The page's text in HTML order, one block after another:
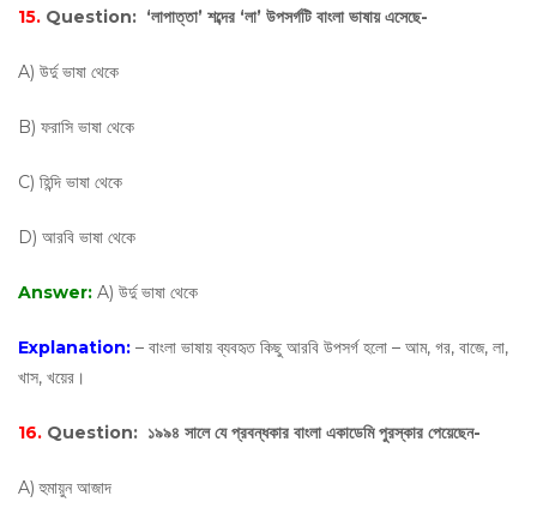
15. Question: ‘লাপাত্তা’ শব্দের ‘লা’ উপসর্গটি বাংলা ভাষায় এসেছে-
A) উর্দু ভাষা থেকে
B) ফরাসি ভাষা থেকে
C) হিন্দি ভাষা থেকে
D) আরবি ভাষা থেকে
Answer: A) উর্দু ভাষা থেকে
Explanation: – বাংলা ভাষায় ব্যবহৃত কিছু আরবি উপসর্গ হলো – আম, গর, বাজে, লা,
খাস, খয়ের।
16. Question: ১৯৯৪ সালে যে প্রবন্ধকার বাংলা একাডেমি পুরস্কার পেয়েছেন-
A) হুমায়ুন আজাদ